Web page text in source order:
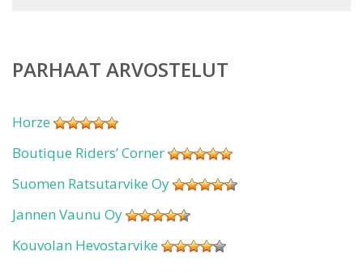
PARHAAT ARVOSTELUT
Horze
Boutique Riders’ Corner
Suomen Ratsutarvike Oy
Jannen Vaunu Oy
Kouvolan Hevostarvike